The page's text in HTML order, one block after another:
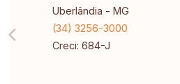
Uberlândia - MG
(34) 3256-3000
Creci: 684-J